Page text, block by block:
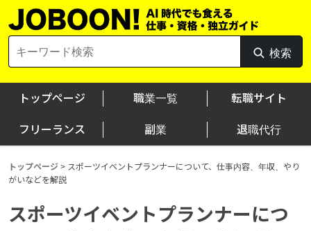
Skip
to
for:
検索
検
索
トップページ 職業一覧 転職サイト
フリーランス 副業 退職代行
トップページ > スポーツイベントプランナーについて、仕事内容、年収、やり
がいなどを解説
スポーツイベントプランナーにつ